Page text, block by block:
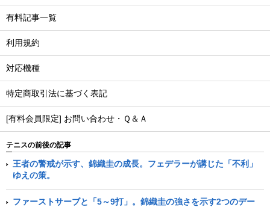
有料記事一覧
利用規約
対応機種
特定商取引法に基づく表記
[有料会員限定] お問い合わせ・Ｑ＆Ａ
テニスの前後の記事
王者の警戒が示す、錦織圭の成長。フェデラーが講じた「不利」
ゆえの策。
ファーストサーブと「5～9打」。錦織圭の強さを示す2つのデー